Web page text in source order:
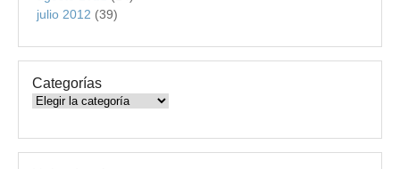
julio 2012 (39)
Categorías
Categorías